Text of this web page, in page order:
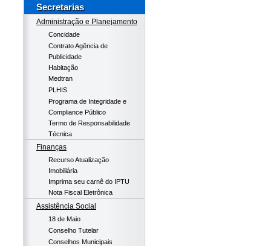
Secretarias
Administração e Planejamento
Concidade
Contrato Agência de
Publicidade
Habitação
Medtran
PLHIS
Programa de Integridade e
Compliance Público
Termo de Responsabilidade
Técnica
Finanças
Recurso Atualização
Imobiliária
Imprima seu carnê do IPTU
Nota Fiscal Eletrônica
Assistência Social
18 de Maio
Conselho Tutelar
Conselhos Municipais